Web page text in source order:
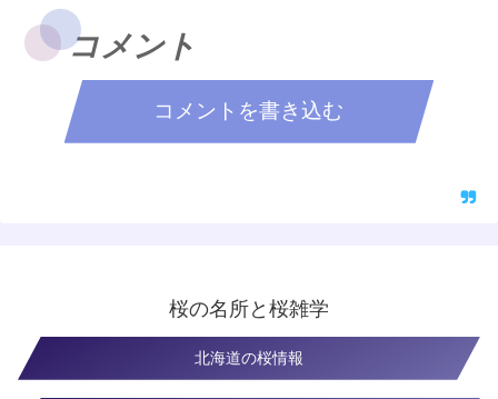
コメント
コメントを書き込む
桜の名所と桜雑学
北海道の桜情報